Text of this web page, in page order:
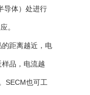
导体）处进行
。
距离越近，电
品，电流越
SECM也可工